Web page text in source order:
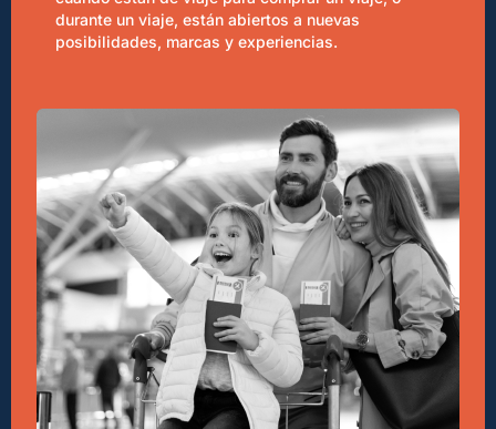
durante un viaje, están abiertos a nuevas
posibilidades, marcas y experiencias.